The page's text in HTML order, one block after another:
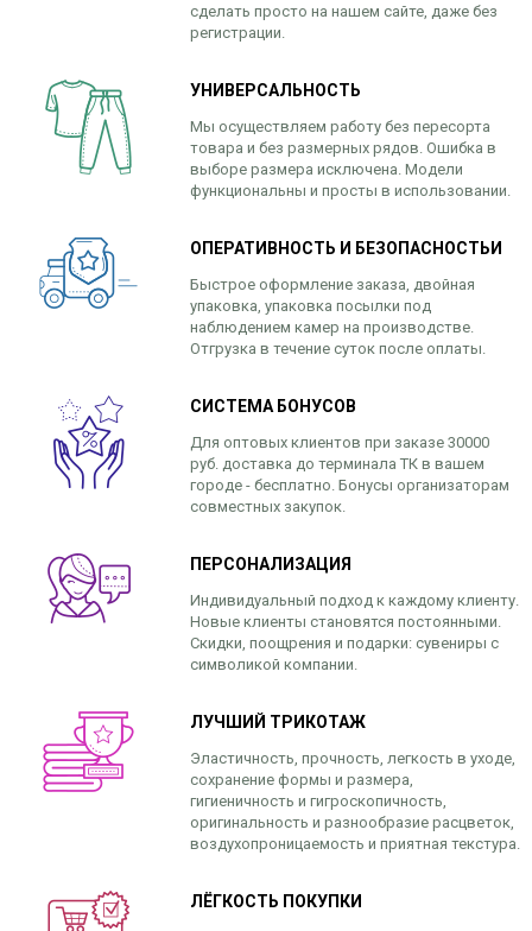
сделать просто на нашем сайте, даже без
регистрации.
УНИВЕРСАЛЬНОСТЬ
Мы осуществляем работу без пересорта
товара и без размерных рядов. Ошибка в
выборе размера исключена. Модели
функциональны и просты в использовании.
ОПЕРАТИВНОСТЬ И БЕЗОПАСНОСТЬИ
Быстрое оформление заказа, двойная
упаковка, упаковка посылки под
наблюдением камер на производстве.
Отгрузка в течение суток после оплаты.
СИСТЕМА БОНУСОВ
Для оптовых клиентов при заказе 30000
руб. доставка до терминала ТК в вашем
городе - бесплатно. Бонусы организаторам
совместных закупок.
ПЕРСОНАЛИЗАЦИЯ
Индивидуальный подход к каждому клиенту.
Новые клиенты становятся постоянными.
Скидки, поощрения и подарки: сувениры с
символикой компании.
ЛУЧШИЙ ТРИКОТАЖ
Эластичность, прочность, легкость в уходе,
сохранение формы и размера,
гигиеничность и гигроскопичность,
оригинальность и разнообразие расцветок,
воздухопроницаемость и приятная текстура.
ЛЁГКОСТЬ ПОКУПКИ